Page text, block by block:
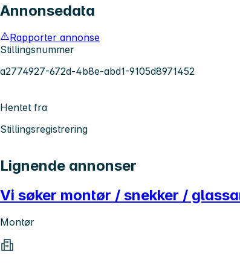
Annonsedata
Rapporter annonse
Stillingsnummer
a2774927-672d-4b8e-abd1-9105d8971452
Hentet fra
Stillingsregistrering
Lignende annonser
Vi søker montør / snekker /
Montør